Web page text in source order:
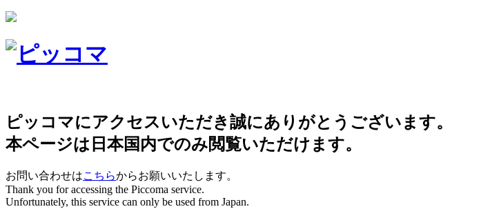
ピッコマにアクセスいただき誠にありがとうございます。
本ページは日本国内でのみ閲覧いただけます。
お問い合わせはこちらからお願いいたします。
Thank you for accessing the Piccoma service.
Unfortunately, this service can only be used from Japan.